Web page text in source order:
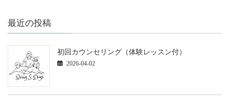
最近の投稿
初回カウンセリング（体験レッスン付）
2026-04-02